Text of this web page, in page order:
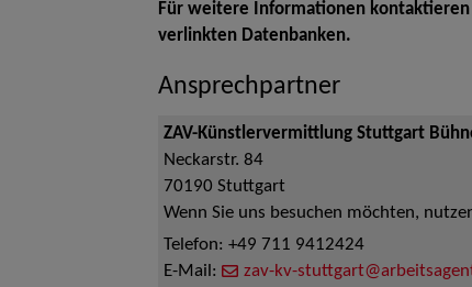
Für weitere Informationen
verlinkten Datenbanken.
Ansprechpartner
ZAV-Künstlervermittlung Stuttgart
Neckarstr. 84
70190 Stuttgart
Wenn Sie uns besuchen möchten,
Telefon: +49 711 9412424
E-Mail:
zav-kv-